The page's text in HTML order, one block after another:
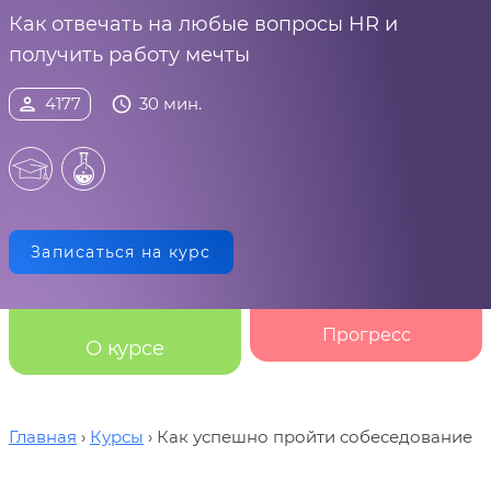
Как отвечать на любые вопросы HR и
получить работу мечты
person 4177 schedule 30 мин.
Записаться на курс
О курсе
Прогресс
Главная Курсы Как успешно пройти собеседование